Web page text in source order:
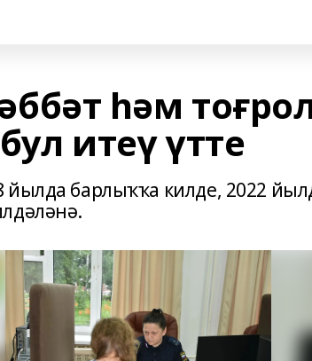
һәм
итеү үтте
йылда барлыҡҡа килде, 2022